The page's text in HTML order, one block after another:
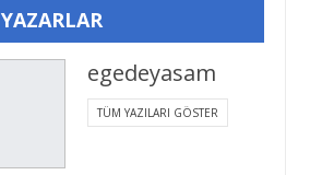
YAZARLAR
egedeyasam
TÜM YAZILARI GÖSTER